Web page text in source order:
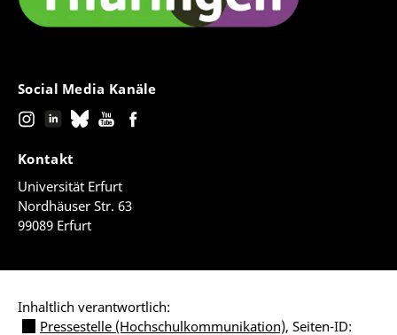
Social Media Kanäle
Kontakt
Universität Erfurt
Nordhäuser Str. 63
99089 Erfurt
Inhaltlich verantwortlich:
Pressestelle (Hochschulkommunikation), Seiten-ID: